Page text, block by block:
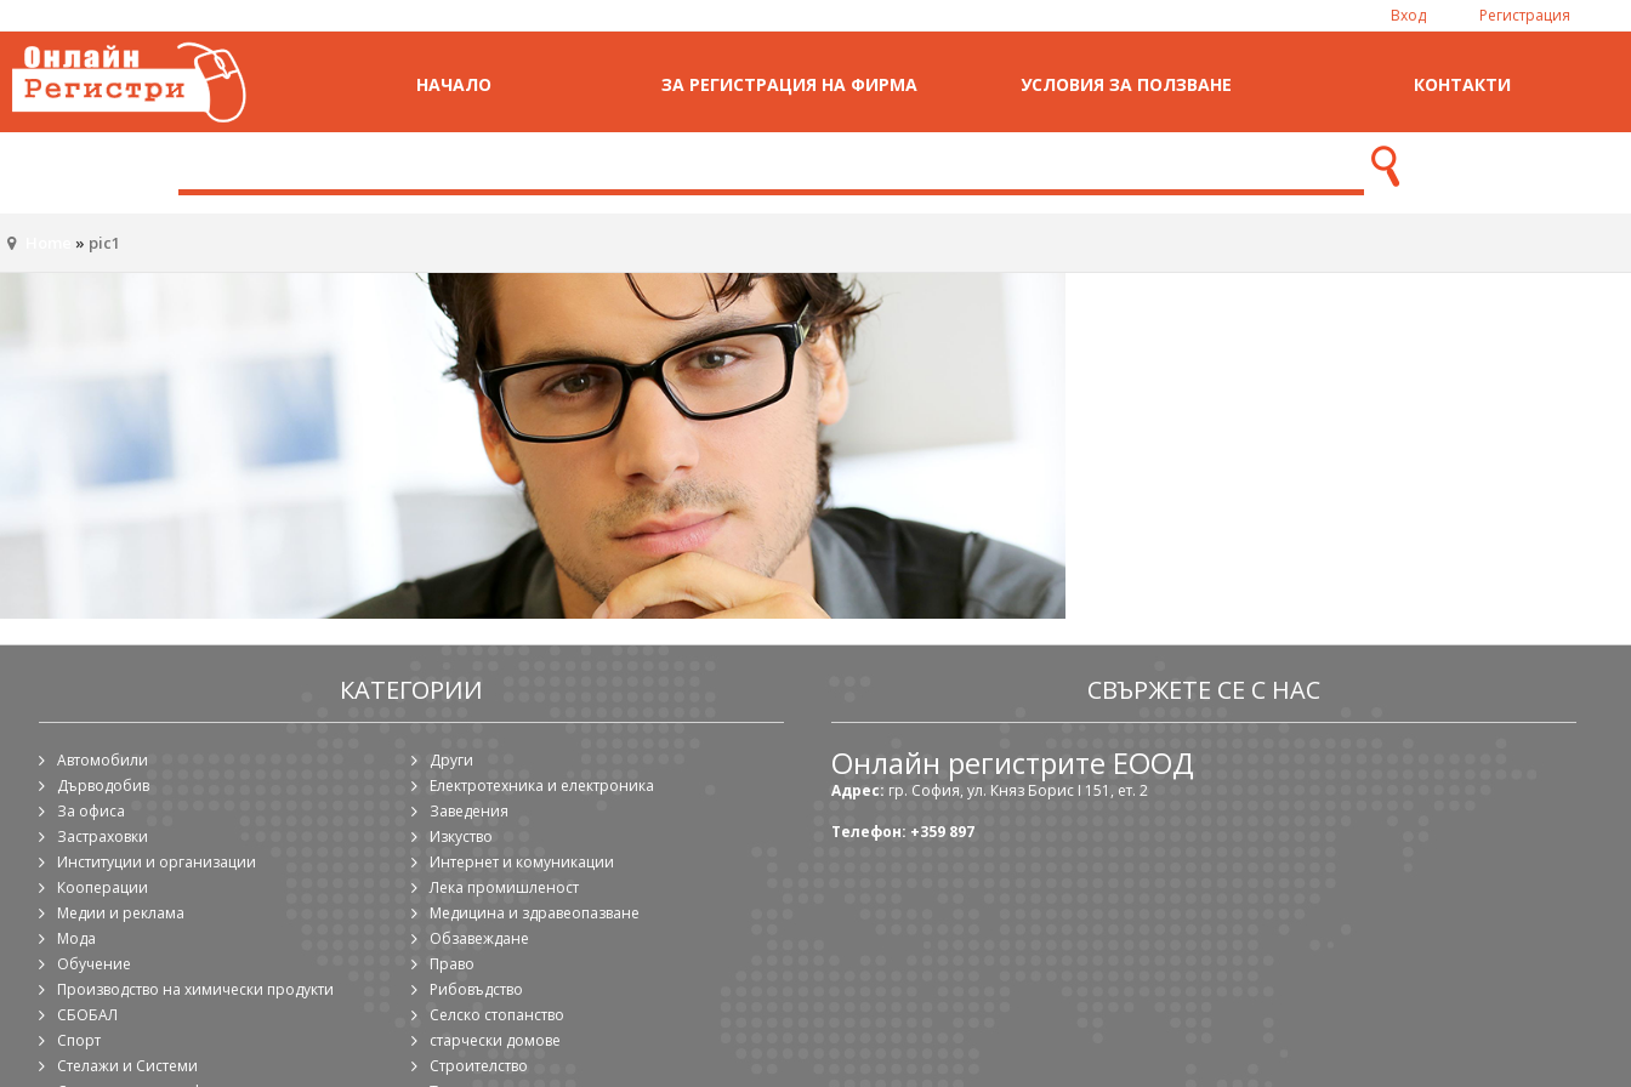
Вход Регистрация
НАЧАЛО ЗА РЕГИСТРАЦИЯ НА ФИРМА УСЛОВИЯ ЗА ПОЛЗВАНЕ КОНТАКТИ
» pic1
КАТЕГОРИИ
Автомобили
Други
Дърводобив
Електротехника и електроника
За офиса
Заведения
Застраховки
Изкуство
Институции и организации
Интернет и комуникации
Кооперации
Лека промишленост
Медии и реклама
Медицина и здравеопазване
Мода
Обзавеждане
Обучение
Право
Производство на химически продукти
Рибовъдство
СБОБАЛ
Селско стопанство
Спорт
старчески домове
Стелажи и Системи
Строителство
СВЪРЖЕТЕ СЕ С НАС
Онлайн регистрите ЕООД
Адрес: гр. София, ул. Княз Борис I 151, ет. 2
Телефон: +359 897